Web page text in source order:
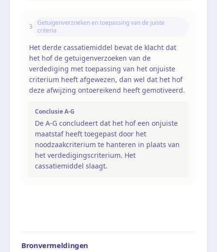
3
Getuigenverzoeken en toepassing van de juiste
criteria
Het derde cassatiemiddel bevat de klacht dat
het hof de getuigenverzoeken van de
verdediging met toepassing van het onjuiste
criterium heeft afgewezen, dan wel dat het hof
deze afwijzing ontoereikend heeft gemotiveerd.
Conclusie A-G
De A-G concludeert dat het hof een onjuiste
maatstaf heeft toegepast door het
noodzaakcriterium te hanteren in plaats van
het verdedigingscriterium. Het
cassatiemiddel slaagt.
Bronvermeldingen